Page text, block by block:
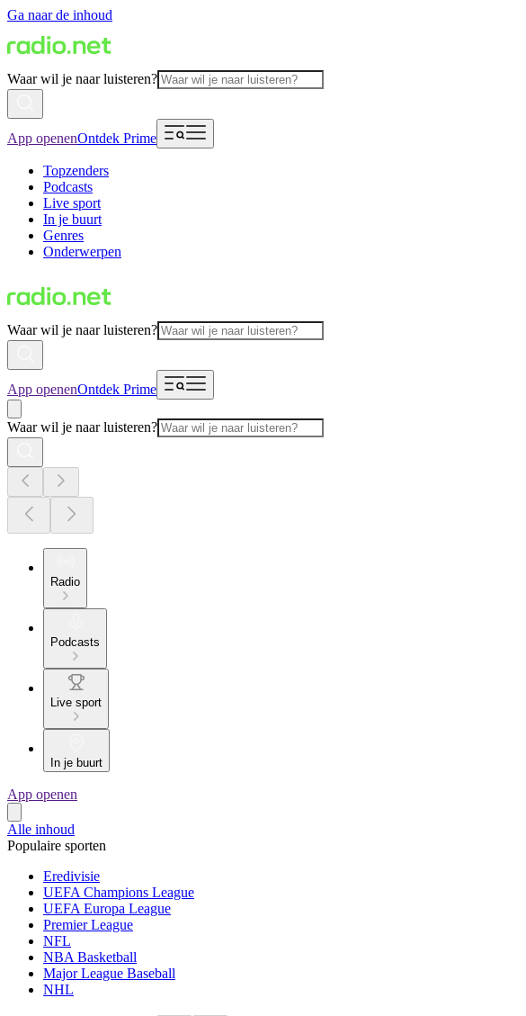
Ga naar de inhoud
Waar wil je naar luisteren?
App openenOntdek Prime
Topzenders
Podcasts
Live sport
In je buurt
Genres
Onderwerpen
Waar wil je naar luisteren?
App openenOntdek Prime
Waar wil je naar luisteren?
Radio
Podcasts
Live sport
In je buurt
App openen
Alle inhoud
Populaire sporten
Eredivisie
UEFA Champions League
UEFA Europa League
Premier League
NFL
NBA Basketball
Major League Baseball
NHL